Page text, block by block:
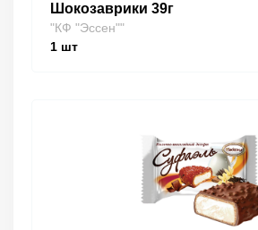
Шокозаврики 39г
"КФ "Эссен""
1 шт